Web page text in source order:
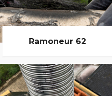
Ramoneur 62